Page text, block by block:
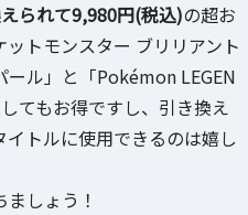
られて9,980円(税込)の超お
トモンスター ブリリアント
ル」と「Pokémon LEGEN
てもお得ですし、引き換え
トルに使用できるのは嬉し
しょう！